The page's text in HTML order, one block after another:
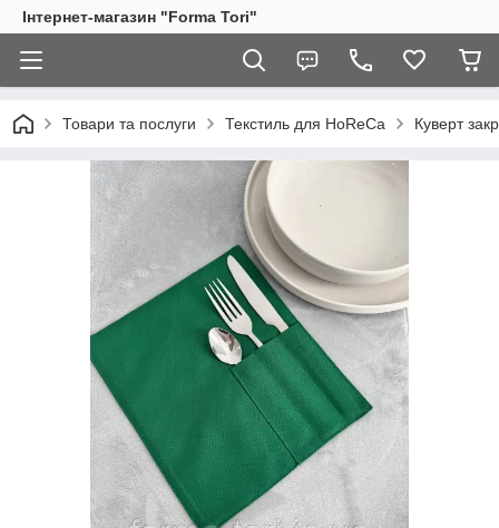
Інтернет-магазин "Forma Tori"
Товари та послуги Текстиль для HoReCa Куверт